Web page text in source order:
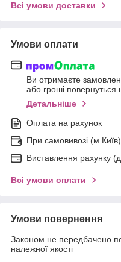
Всі умови доставки
Умови оплати
Ви отримаєте
або гроші повернуться
Детальніше
Оплата на рахунок
При самовивозі (м.Київ)
Виставлення рахунку
Всі умови оплати
Умови повернення
Законом не передбачено
належної якості